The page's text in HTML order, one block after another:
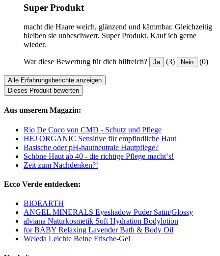
Super Produkt
macht die Haare weich, glänzend und kämmbar. Gleichzeitig
bleiben sie unbeschwert. Super Produkt. Kauf ich gerne
wieder.
War diese Bewertung für dich hilfreich? Ja (3) Nein (0)
Alle Erfahrungsberichte anzeigen
Dieses Produkt bewerten
Aus unserem Magazin:
Rio De Coco von CMD - Schutz und Pflege
HEJ ORGANIC Sensitive für empfindliche Haut
Basische oder pH-hautneutrale Hautpflege?
Schöne Haut ab 40 - die richtige Pflege macht‘s!
Zeit zum Nachdenken?!
Ecco Verde entdecken:
BIOEARTH
ANGEL MINERALS Eyeshadow Puder Satin/Glossy
alviana Naturkosmetik Soft Hydration Bodylotion
for BABY Relaxing Lavender Bath & Body Oil
Weleda Leichte Beine Frische-Gel